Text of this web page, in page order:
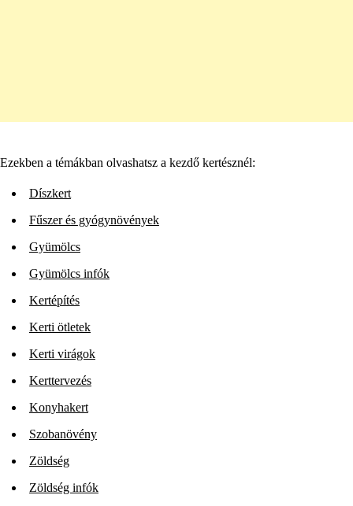
Ezekben a témákban olvashatsz a kezdő kertésznél:
Díszkert
Fűszer és gyógynövények
Gyümölcs
Gyümölcs infók
Kertépítés
Kerti ötletek
Kerti virágok
Kerttervezés
Konyhakert
Szobanövény
Zöldség
Zöldség infók